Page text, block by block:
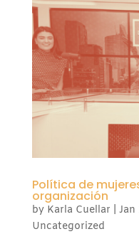
Política de
organización
by Karla Cuellar
Uncategorized